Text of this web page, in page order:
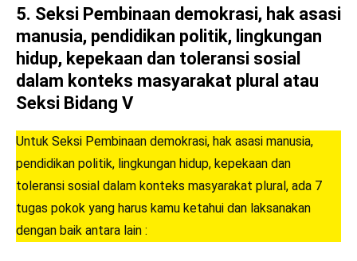
5. Seksi Pembinaan demokrasi, hak asasi
manusia, pendidikan politik, lingkungan
hidup, kepekaan dan toleransi sosial
dalam konteks masyarakat plural atau
Seksi Bidang V
Untuk Seksi Pembinaan demokrasi, hak asasi manusia,
pendidikan politik, lingkungan hidup, kepekaan dan
toleransi sosial dalam konteks masyarakat plural, ada 7
tugas pokok yang harus kamu ketahui dan laksanakan
dengan baik antara lain :